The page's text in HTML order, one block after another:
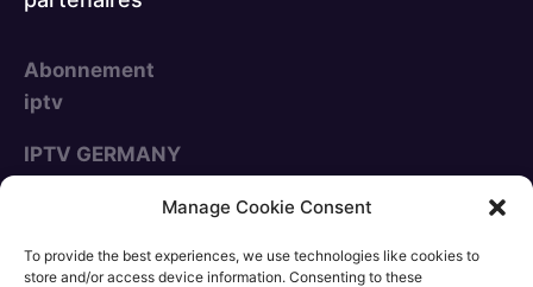
Manage Cookie Consent
To provide the best experiences, we use technologies like cookies to
store and/or access device information. Consenting to these
Abonnement
iptv
IPTV GERMANY
NOUS ACCEPTONS